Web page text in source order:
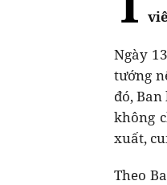
Ngày
tướng
đó,
không
xuất,
Theo